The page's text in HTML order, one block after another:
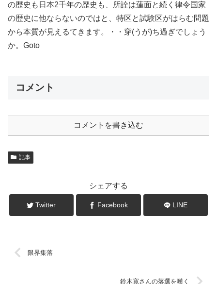
の歴史も日本2千年の歴史も、所詮は蓮面と続く律令国家
の歴史に他ならないのではと、特区と試験区がはらむ問題
から本質が見えるてきます。・・穿(うが)ち過ぎでしょう
か。Goto
コメント
コメントを書き込む
記事
シェアする
Twitter Facebook LINE
限界集落
鈴木寛さんの落選を嘆く